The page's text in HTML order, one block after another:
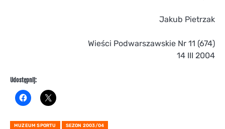
Jakub Pietrzak
Wieści Podwarszawskie Nr 11 (674)
14 III 2004
Udostępnij:
MUZEUM SPORTU SEZON 2003/04